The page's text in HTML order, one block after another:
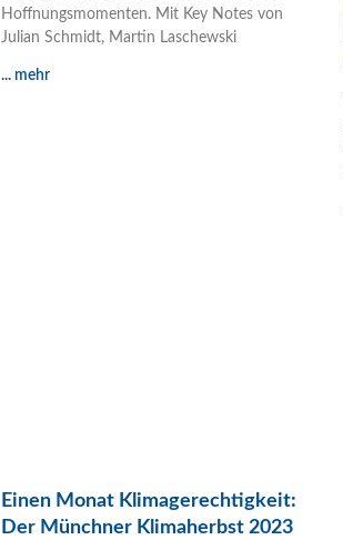
Hoffnungsmomenten. Mit Key Notes von
Julian Schmidt, Martin Laschewski
... mehr
Einen Monat Klimagerechtigkeit:
Der Münchner Klimaherbst 2023